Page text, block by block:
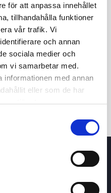
för att anpassa innehållet
tillhandahålla funktioner
vår trafik. Vi
och annan
sociala medier och
vi samarbetar med.
informationen med annan
eller som de har
tjänster.
3m 1y 5y